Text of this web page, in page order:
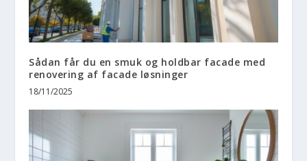
Sådan får du en smuk og holdbar facade med
renovering af facade løsninger
18/11/2025